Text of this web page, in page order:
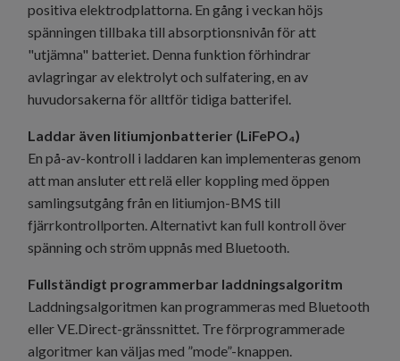
positiva elektrodplattorna. En gång i veckan höjs
spänningen tillbaka till absorptionsnivån för att
"utjämna" batteriet. Denna funktion förhindrar
avlagringar av elektrolyt och sulfatering, en av
huvudorsakerna för alltför tidiga batterifel.
Laddar även litiumjonbatterier (LiFePO₄)
En på-av-kontroll i laddaren kan implementeras genom
att man ansluter ett relä eller koppling med öppen
samlingsutgång från en litiumjon-BMS till
fjärrkontrollporten. Alternativt kan full kontroll över
spänning och ström uppnås med Bluetooth.
Fullständigt programmerbar laddningsalgoritm
Laddningsalgoritmen kan programmeras med Bluetooth
eller VE.Direct-gränssnittet. Tre förprogrammerade
algoritmer kan väljas med ”mode”-knappen.